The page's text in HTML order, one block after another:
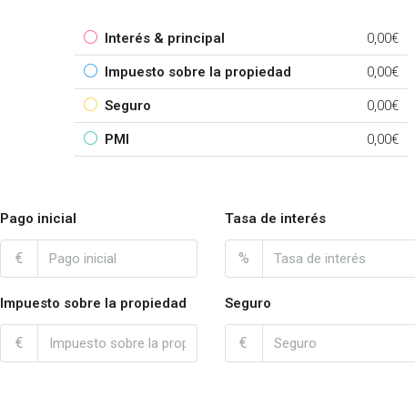
Interés & principal 0,00€
Impuesto sobre la propiedad 0,00€
Seguro 0,00€
PMI 0,00€
Pago inicial
€
Tasa de interés
%
Impuesto sobre la propiedad
€
Seguro
€